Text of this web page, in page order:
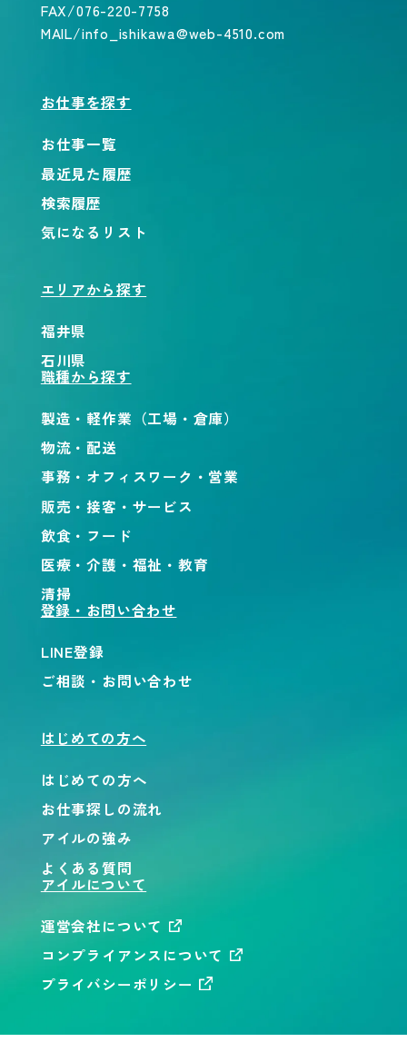
FAX/076-220-7758
MAIL/info_ishikawa@web-4510.com
お仕事を探す
お仕事一覧
最近見た履歴
検索履歴
気になるリスト
エリアから探す
福井県
石川県
職種から探す
製造・軽作業（工場・倉庫）
物流・配送
事務・オフィスワーク・営業
販売・接客・サービス
飲食・フード
医療・介護・福祉・教育
清掃
登録・お問い合わせ
LINE登録
ご相談・お問い合わせ
はじめての方へ
はじめての方へ
お仕事探しの流れ
アイルの強み
よくある質問
アイルについて
運営会社について
コンプライアンスについて
プライバシーポリシー